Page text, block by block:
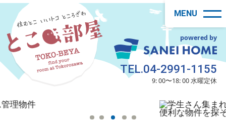
MENU
9: 00〜18: 00 水曜定休
TEL.04-2991-1155
powered by